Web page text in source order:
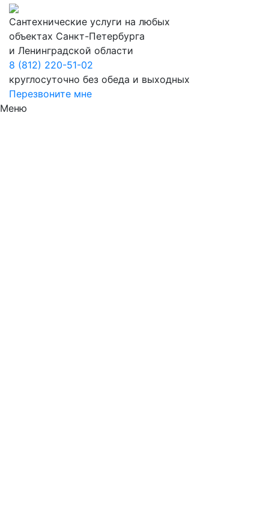
Сантехнические услуги на любых
объектах Санкт-Петербурга
и Ленинградской области
8 (812) 220-51-02
круглосуточно без обеда и выходных
Перезвоните мне
Меню